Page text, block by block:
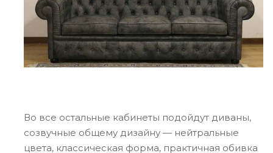
Во все остальные кабинеты подойдут диваны,
созвучные общему дизайну — нейтральные
цвета, классическая форма, практичная обивка